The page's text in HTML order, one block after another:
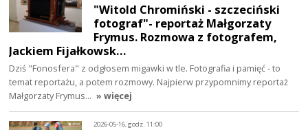
"Witold Chromiński - szczeciński
fotograf"- reportaż Małgorzaty
Frymus. Rozmowa z fotografem,
Jackiem Fijałkowsk…
Dziś "Fonosfera" z odgłosem migawki w tle. Fotografia i pamięć - to
temat reportażu, a potem rozmowy. Najpierw przypomnimy reportaż
Małgorzaty Frymus… » więcej
2026-05-16, godz. 11:00